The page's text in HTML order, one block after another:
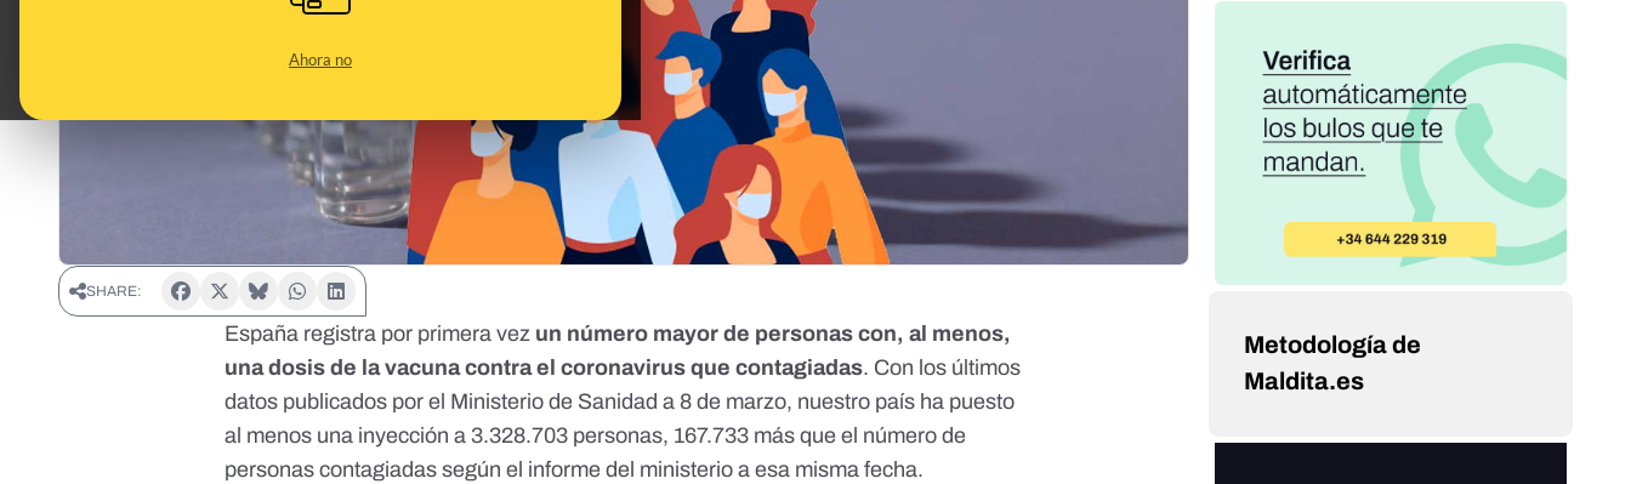
Ahora no
SHARE:
España registra por primera vez un número mayor de personas con, al menos,
una dosis de la vacuna contra el coronavirus que contagiadas. Con los últimos
datos publicados por el Ministerio de Sanidad a 8 de marzo, nuestro país ha puesto
al menos una inyección a 3.328.703 personas, 167.733 más que el número de
personas contagiadassegún el informe del ministerio a esa misma fecha.
Metodología de
Maldita.es